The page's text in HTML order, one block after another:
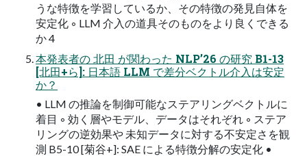
うな特徴を学習しているか、その特徴の発⾒⾃体を
安定化 ◦ LLM 介⼊の道具そのものをより良くできる
か 4
本発表者の 北⽥ が関わった NLPʼ26 の研究 B1-13
[北⽥+ら]: ⽇本語 LLM で差分ベクトル介⼊は安定
か？
• LLM の推論を制御可能なステアリングベクトルに
着⽬ ◦ 効く層やモデル、データはそれぞれ ◦ ステア
リングの逆効果や 未知データに対する不安定さを観
測 B5-10 [菊⾕+]: SAE による特徴分解の安定化 •